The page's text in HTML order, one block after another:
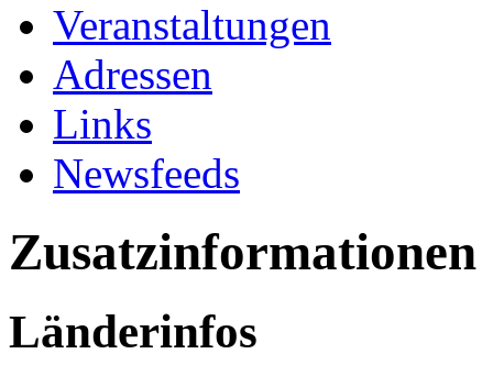
Veranstaltungen
Adressen
Links
Newsfeeds
Zusatzinformationen
Länderinfos